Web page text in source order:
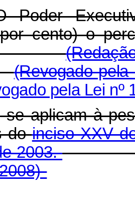
Poder
cento) o
(Revogado
pela Lei nº
se aplicam à
doinciso XXV
2003.